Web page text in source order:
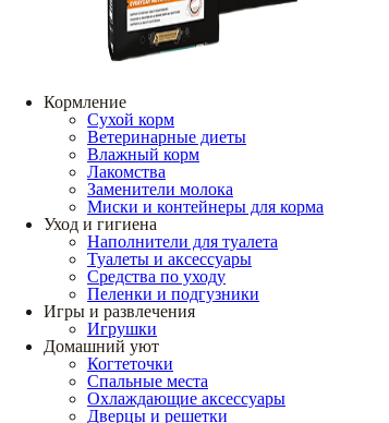
Кормление
Сухой корм
Ветеринарные диеты
Влажный корм
Лакомства
Заменители молока
Миски и контейнеры для корма
Уход и гигиена
Наполнители для туалета
Туалеты и аксессуары
Средства по уходу
Пеленки и подгузники
Игры и развлечения
Игрушки
Домашний уют
Когтеточки
Спальные места
Охлаждающие аксессуары
Дверцы и решетки